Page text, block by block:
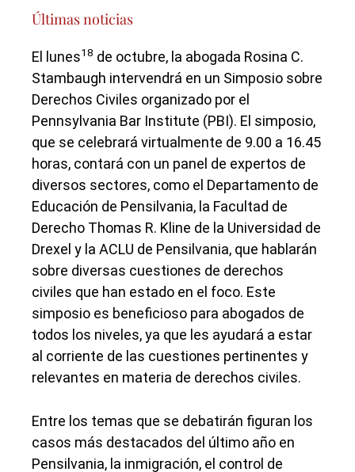
Últimas noticias
El lunes18 de octubre, la abogada Rosina C.
Stambaugh intervendrá en un Simposio sobre
Derechos Civiles organizado por el
Pennsylvania Bar Institute (PBI). El simposio,
que se celebrará virtualmente de 9.00 a 16.45
horas, contará con un panel de expertos de
diversos sectores, como el Departamento de
Educación de Pensilvania, la Facultad de
Derecho Thomas R. Kline de la Universidad de
Drexel y la ACLU de Pensilvania, que hablarán
sobre diversas cuestiones de derechos
civiles que han estado en el foco. Este
simposio es beneficioso para abogados de
todos los niveles, ya que les ayudará a estar
al corriente de las cuestiones pertinentes y
relevantes en materia de derechos civiles.
Entre los temas que se debatirán figuran los
casos más destacados del último año en
Pensilvania, la inmigración, el control de